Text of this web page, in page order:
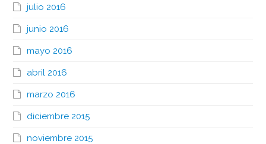
julio 2016
junio 2016
mayo 2016
abril 2016
marzo 2016
diciembre 2015
noviembre 2015